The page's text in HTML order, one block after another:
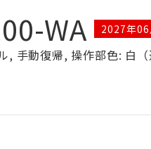
WA 2027年
, 手動復帰, 操作部色: